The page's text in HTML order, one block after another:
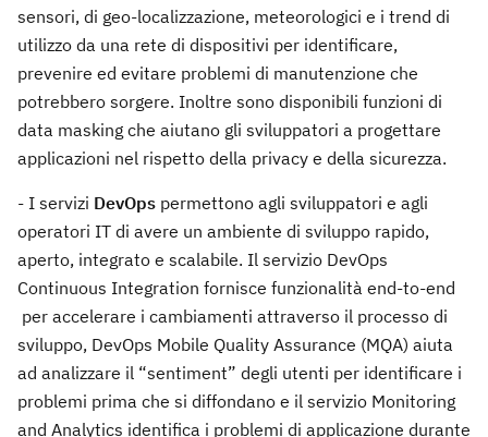
sensori, di geo-localizzazione, meteorologici e i trend di
utilizzo da una rete di dispositivi per identificare,
prevenire ed evitare problemi di manutenzione che
potrebbero sorgere. Inoltre sono disponibili funzioni di
data masking che aiutano gli sviluppatori a progettare
applicazioni nel rispetto della privacy e della sicurezza.
- I servizi DevOps permettono agli sviluppatori e agli
operatori IT di avere un ambiente di sviluppo rapido,
aperto, integrato e scalabile. Il servizio DevOps
Continuous Integration fornisce funzionalità end-to-end
per accelerare i cambiamenti attraverso il processo di
sviluppo, DevOps Mobile Quality Assurance (MQA) aiuta
ad analizzare il “sentiment” degli utenti per identificare i
problemi prima che si diffondano e il servizio Monitoring
and Analytics identifica i problemi di applicazione durante